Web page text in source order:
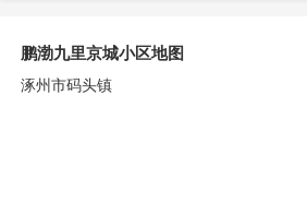
鹏渤九里京城小区地图
涿州市码头镇